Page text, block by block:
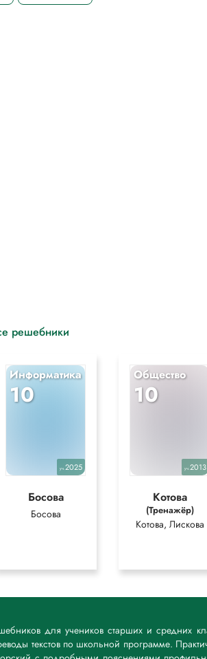
решебники
Информатика
10
уч.2025
Босова
Босова
Общество
10
уч.2013
Котова
(Тренажёр)
Котова, Лискова
для учеников старших и средних
текстов по школьной программе.